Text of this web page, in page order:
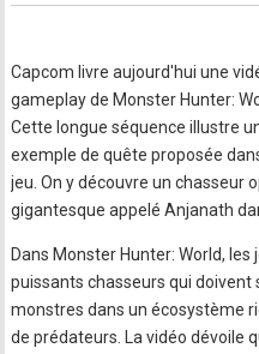
Capcom livre aujourd'hui une
gameplay de Monster Hunter:
Cette longue séquence illustre
exemple de quête proposée
jeu. On y découvre un chasseur
gigantesque appelé Anjanath
Dans Monster Hunter: World,
puissants chasseurs qui
monstres dans un écosystème
de prédateurs. La vidéo dévoile